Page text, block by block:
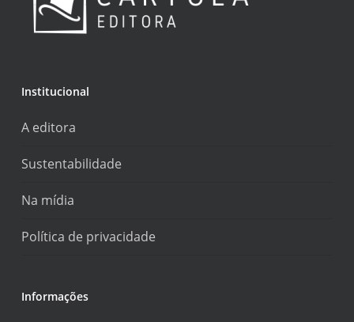
Institucional
A editora
Sustentabilidade
Na mídia
Política de privacidade
Informações